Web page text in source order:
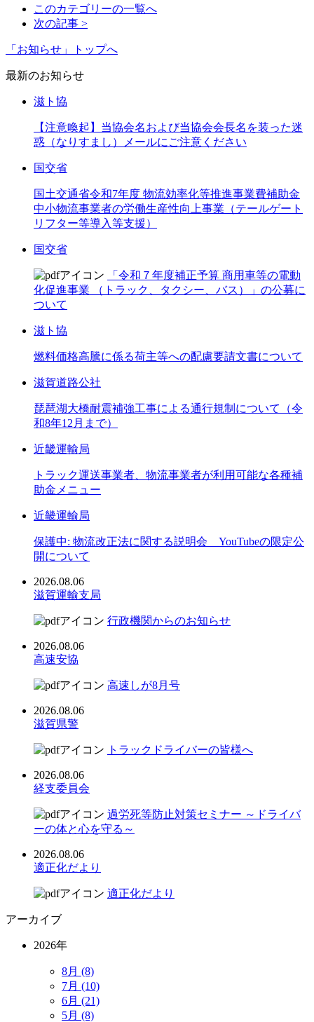
このカテゴリーの一覧へ
次の記事 >
「お知らせ」トップへ
最新のお知らせ
滋ト協
【注意喚起】当協会名および当協会会長名を装った迷
惑（なりすまし）メールにご注意ください
国交省
国土交通省令和7年度 物流効率化等推進事業費補助金
中小物流事業者の労働生産性向上事業（テールゲート
リフター等導入等支援）
国交省
「令和７年度補正予算 商用車等の電動
化促進事業 （トラック、タクシー、バス）」の公募に
ついて
滋ト協
燃料価格高騰に係る荷主等への配慮要請文書について
滋賀道路公社
琵琶湖大橋耐震補強工事による通行規制について（令
和8年12月まで）
近畿運輸局
トラック運送事業者、物流事業者が利用可能な各種補
助金メニュー
近畿運輸局
保護中: 物流改正法に関する説明会 YouTubeの限定公
開について
2026.08.06
滋賀運輸支局
行政機関からのお知らせ
2026.08.06
高速安協
高速しが8月号
2026.08.06
滋賀県警
トラックドライバーの皆様へ
2026.08.06
経支委員会
過労死等防止対策セミナー ～ドライバ
ーの体と心を守る～
2026.08.06
適正化だより
適正化だより
アーカイブ
2026年
8月 (8)
7月 (10)
6月 (21)
5月 (8)